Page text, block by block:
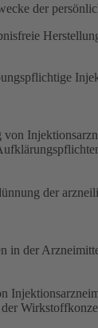
der
der
in der